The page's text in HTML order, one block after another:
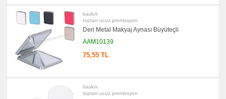
baskılı
toptan ucuz promosyon
Deri Metal Makyaj Aynası Büyüteçli
AAM10139
75,55 TL
baskılı
toptan ucuz promosyon
promosyon
PowerBank
Şarj
Kablosu
promosyon
Flash
Bellek